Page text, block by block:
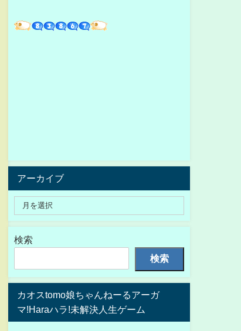
アーカイブ
検索
検索
カオスtomo娘ちゃんねーるアーガ
マ!Haraハラ!未解決人生ゲーム